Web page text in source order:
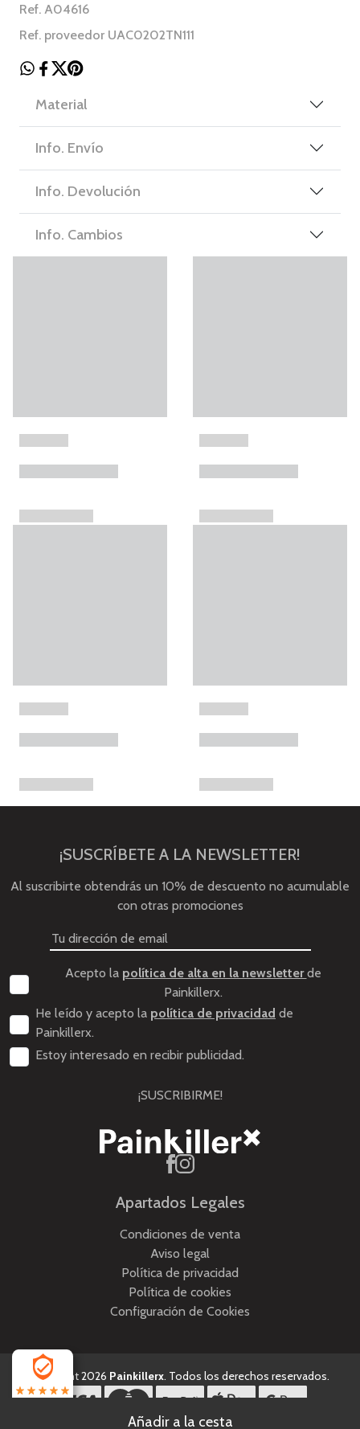
Ref. A04616
Ref. proveedor UAC0202TN111
Material
Info. Envío
Info. Devolución
Info. Cambios
¡SUSCRÍBETE A LA NEWSLETTER!
Al suscribirte obtendrás un 10% de descuento no acumulable
con otras promociones
Acepto la política de alta en la newsletterde
Painkillerx.
He leído y acepto la política de privacidad de
Painkillerx.
Estoy interesado en recibir publicidad.
¡SUSCRIBIRME!
Apartados Legales
Condiciones de venta
Aviso legal
Política de privacidad
Política de cookies
Configuración de Cookies
Copyright 2026 Painkillerx. Todos los derechos reservados.
Desarrollado porMEIGASOFT. Tecnología